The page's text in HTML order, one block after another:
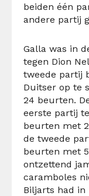
beiden één
andere partij
Galla was in
tegen Dion
tweede partij
Duitser op te
24 beurten.
eerste partij
beurten met
de tweede
beurten met
ontzettend
caramboles
Biljarts had in